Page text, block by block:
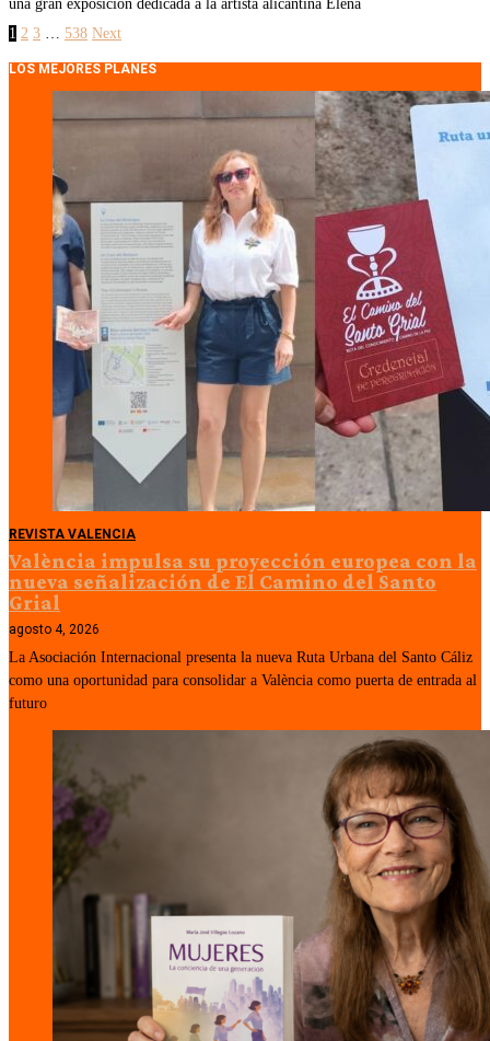
una gran exposición dedicada a la artista alicantina Elena
1 2 3 … 538 Next
LOS MEJORES PLANES
REVISTA VALENCIA
València impulsa su proyección europea con la
nueva señalización de El Camino del Santo
Grial
agosto 4, 2026
La Asociación Internacional presenta la nueva Ruta Urbana del Santo Cáliz
como una oportunidad para consolidar a València como puerta de entrada al
futuro